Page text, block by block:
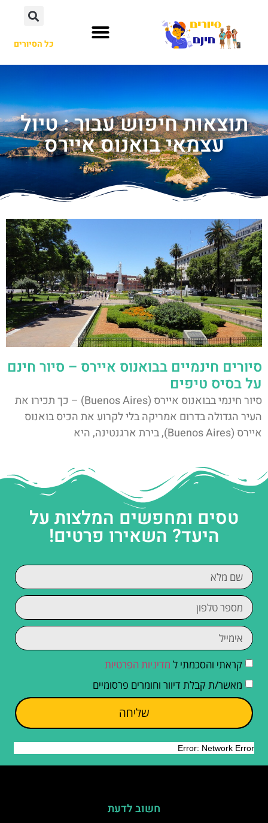
כל הסיורים
תוצאות חיפוש עבור : טיול
עצמאי בואנוס איירס
סיורים חינמיים בבואנוס איירס – סיור חינם
על בסיס טיפים
סיור חינמי בבואנוס איירס (Buenos Aires) – כך תכירו את
העיר הגדולה בדרום אמריקה בלי לקרוע את הכיס בואנוס
איירס (Buenos Aires), בירת ארגנטינה, היא
טסים ומחפשים המלצות על
היעד? השאירו פרטים!
קראתי והסכמתי ל מדיניות הפרטיות
מאשר/ת קבלת דיוור וחומרים פרסומיים
שליחה
חשוב לדעת